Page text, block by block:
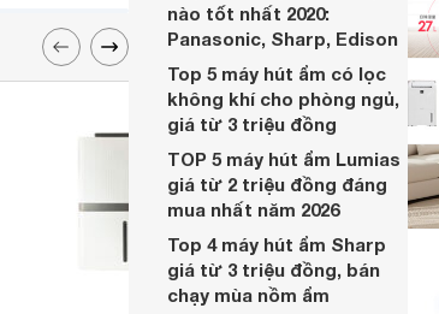
nào tốt nhất 2020:
Panasonic, Sharp, Edison
Top 5 máy hút ẩm có lọc
không khí cho phòng ngủ,
giá từ 3 triệu đồng
TOP 5 máy hút ẩm Lumias
giá từ 2 triệu đồng đáng
mua nhất năm 2026
Top 4 máy hút ẩm Sharp
giá từ 3 triệu đồng, bán
chạy mùa nồm ẩm